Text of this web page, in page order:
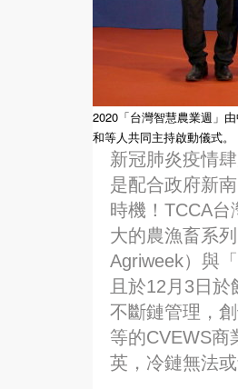
2020「台灣智慧農業週」
和等人共同主持啟動儀式。
新冠肺炎疫情
是配合政府新
時機！TCCA
大的農漁畜系
Agriweek）與
且於12月3日
不斷鏈管理，
等的CVEWS商
英，冷鏈無法